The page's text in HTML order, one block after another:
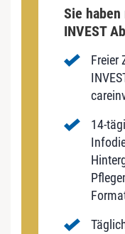
Sie haben
INVEST
Freier
14-